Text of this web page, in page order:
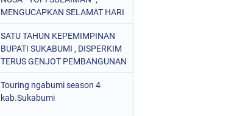
MENGUCAPKAN SELAMAT HARI
SATU TAHUN KEPEMIMPINAN
BUPATI SUKABUMI , DISPERKIM
TERUS GENJOT PEMBANGUNAN
Touring ngabumi season 4
kab.Sukabumi